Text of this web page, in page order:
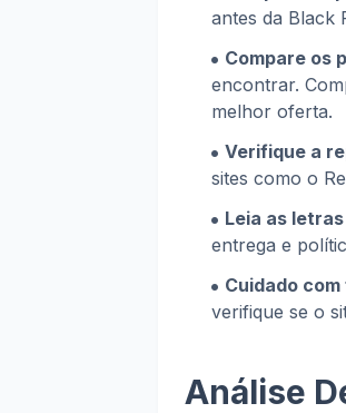
antes da Black
Compare os
encontrar.
melhor oferta.
Verifique a
sites como o
Leia as
entrega e
Cuidado
verifique se o
Análise